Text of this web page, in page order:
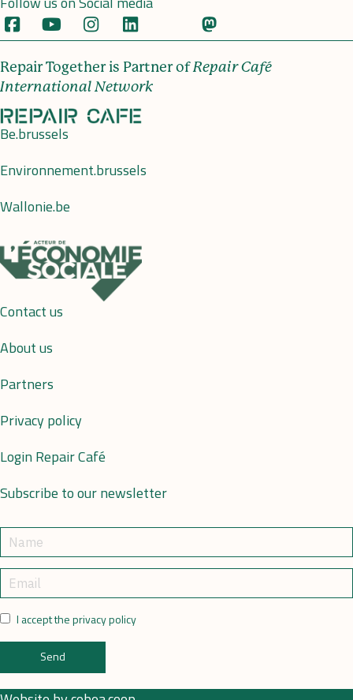
Repair Together is Partner ofRepair Café
International Network
Be.brussels
Environnement.brussels
Wallonie.be
Contact us
About us
Partners
Privacy policy
Login Repair Café
Subscribe to our newsletter
I accept the privacy policy
Send